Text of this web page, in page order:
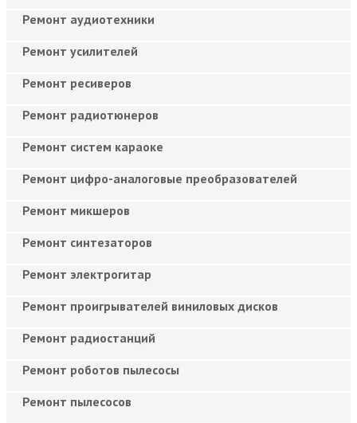
Ремонт аудиотехники
Ремонт усилителей
Ремонт ресиверов
Ремонт радиотюнеров
Ремонт систем караоке
Ремонт цифро-аналоговые преобразователей
Ремонт микшеров
Ремонт синтезаторов
Ремонт электрогитар
Ремонт проигрывателей виниловых дисков
Ремонт радиостанций
Ремонт роботов пылесосы
Ремонт пылесосов